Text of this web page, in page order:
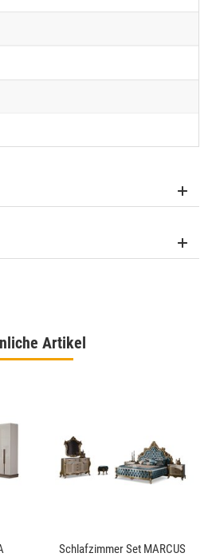
Artikel
Schlafzimmer Set MARCUS